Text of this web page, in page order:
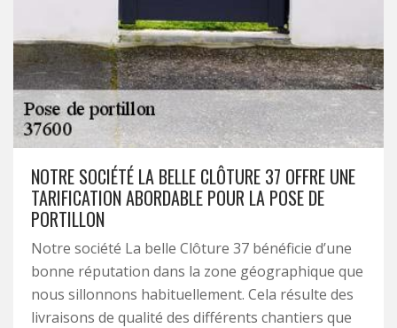
NOTRE SOCIÉTÉ LA BELLE CLÔTURE 37 OFFRE UNE
TARIFICATION ABORDABLE POUR LA POSE DE
PORTILLON
Notre société La belle Clôture 37 bénéficie d’une
bonne réputation dans la zone géographique que
nous sillonnons habituellement. Cela résulte des
livraisons de qualité des différents chantiers que